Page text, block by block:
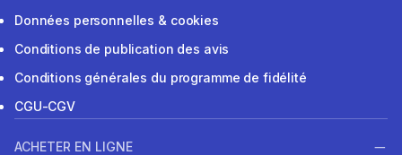
Données personnelles & cookies
Conditions de publication des avis
Conditions générales du programme de fidélité
CGU-CGV
ACHETER EN LIGNE